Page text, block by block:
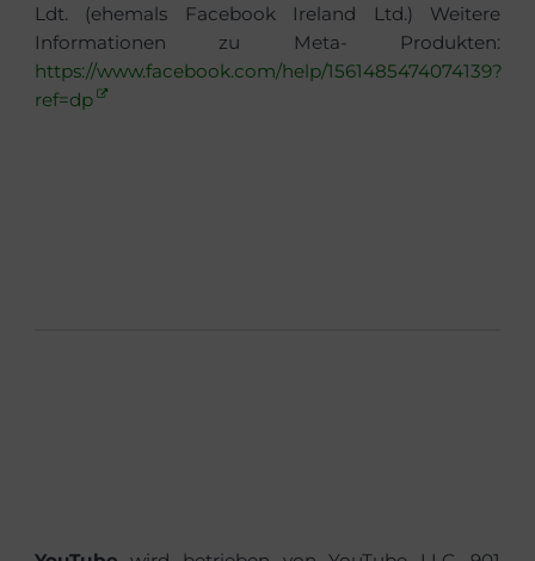
Ldt. (ehemals Facebook Ireland Ltd.) Weitere
Informationen zu Meta- Produkten:
https://www.facebook.com/help/1561485474074139?
ref=dp